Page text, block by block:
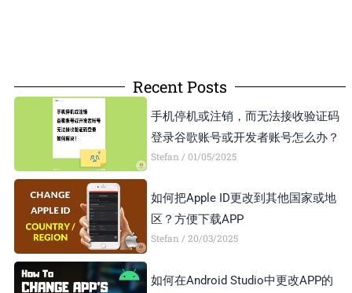
Recent Posts
手机停机或注销，而无法接收验证码
登录谷歌账号或开发者账号怎么办？
Stefan 01/05/2025
如何把Apple ID更改到其他国家或地
区？方便下载APP
Stefan 20/03/2025
如何在Android Studio中更改APP的